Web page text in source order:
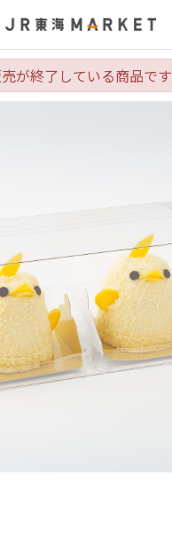
が終了している商品です